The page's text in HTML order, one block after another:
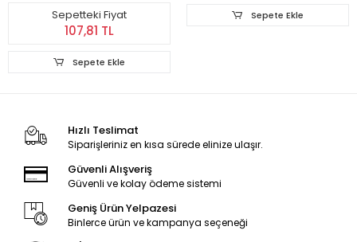
Sepetteki Fiyat
107,81 TL
Sepete Ekle
Sepete Ekle
Hızlı Teslimat
Siparişleriniz en kısa sürede elinize ulaşır.
Güvenli Alışveriş
Güvenli ve kolay ödeme sistemi
Geniş Ürün Yelpazesi
Binlerce ürün ve kampanya seçeneği